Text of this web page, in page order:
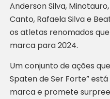
Anderson Silva,
Canto, Rafaela Silva e
os atletas renomados
marca para 2024.
Um conjunto de ações
Spaten de Ser Forte”
marca e promete